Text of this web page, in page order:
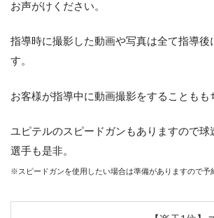
お声がけください。
指導時に撮影した動画や写真は全て指導後
す。
お客様が指導中に動画撮影をすることもも
ユピテルのスピードガンもありますので球
選手も是非。
※スピードガンを使用したい場合は準備がありますので予